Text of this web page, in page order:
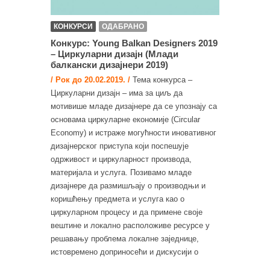
КОНКУРСИ ОДАБРАНО
Конкурс: Young Balkan Designers 2019
– Циркуларни дизајн (Млади
балкански дизајнери 2019)
/ Рок до 20.02.2019. / Тема конкурса –
Циркуларни дизајн – има за циљ да
мотивише младе дизајнере да се упознају са
основама циркуларне економије (Circular
Economy) и истраже могућности иновативног
дизајнерског приступа који поспешује
одрживост и циркуларност производа,
материјала и услуга. Позивамо младе
дизајнере да размишљају о производњи и
коришћењу предмета и услуга као о
циркуларном процесу и да примене своје
вештине и локално расположиве ресурсе у
решавању проблема локалне заједнице,
истовремено доприносећи и дискусији о